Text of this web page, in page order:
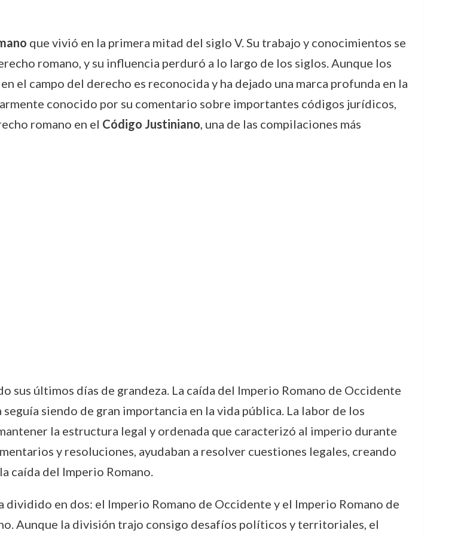
que vivió en la primera mitad del siglo V. Su trabajo y conocimientos se
romano, y su influencia perduró a lo largo de los siglos. Aunque los
el campo del derecho es reconocida y ha dejado una marca profunda en la
conocido por su comentario sobre importantes códigos jurídicos,
romano en el Código Justiniano, una de las compilaciones más
sus últimos días de grandeza. La caída del Imperio Romano de Occidente
siendo de gran importancia en la vida pública. La labor de los
la estructura legal y ordenada que caracterizó al imperio durante
y resoluciones, ayudaban a resolver cuestiones legales, creando
caída del Imperio Romano.
en dos: el Imperio Romano de Occidente y el Imperio Romano de
Aunque la división trajo consigo desafíos políticos y territoriales, el